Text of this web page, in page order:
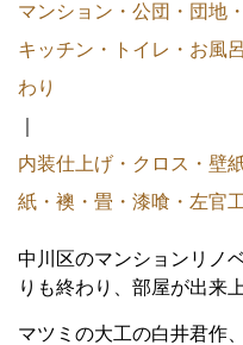
マンション・公団・団地
キッチン・トイレ・お風
わり
内装仕上げ・クロス・壁
紙・襖・畳・漆喰・左官
中川区のマンションリノ
りも終わり、部屋が出来
マツミの大工の白井君作